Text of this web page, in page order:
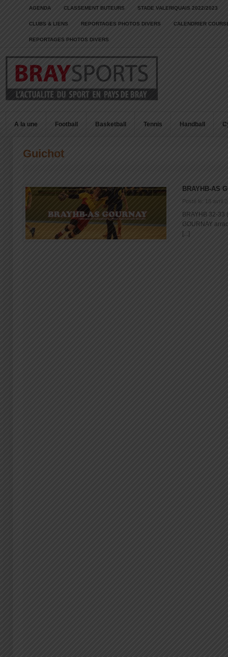
AGENDA CLASSEMENT BUTEURS STADE VALERIQUAIS 2022/2023
CLUBS & LIENS REPORTAGES PHOTOS DIVERS CALENDRIER
REPORTAGES PHOTOS DIVERS
A la une Football Basketball Tennis Handball
Guichot
BRAYHB-AS
Posté le: 18 avril
BRAYHB 32-33
GOURNAY
[...]